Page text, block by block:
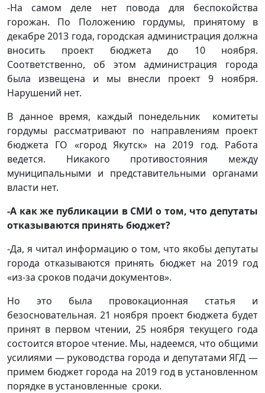
-На самом деле нет повода для беспокойства
горожан. По Положению гордумы, принятому в
декабре 2013 года, городская администрация должна
вносить проект бюджета до 10 ноября.
Соответственно, об этом администрация города
была извещена и мы внесли проект 9 ноября.
Нарушений нет.
В данное время, каждый понедельник комитеты
гордумы рассматривают по направлениям проект
бюджета ГО «город Якутск» на 2019 год. Работа
ведется. Никакого противостояния между
муниципальными и представительными органами
власти нет.
-А как же публикации в СМИ о том, что депутаты
отказываются принять бюджет?
-Да, я читал информацию о том, что якобы депутаты
города отказываются принять бюджет на 2019 год
«из-за сроков подачи документов».
Но это была провокационная статья и
безосновательная. 21 ноября проект бюджета будет
принят в первом чтении, 25 ноября текущего года
состоится второе чтение. Мы, надеемся, что общими
усилиями — руководства города и депутатами ЯГД —
примем бюджет города на 2019 год в установленном
порядке в установленные сроки.